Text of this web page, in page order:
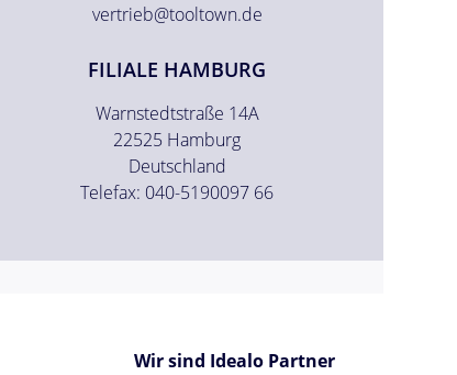
vertrieb@tooltown.de
FILIALE HAMBURG
Warnstedtstraße 14A
22525 Hamburg
Deutschland
Telefax: 040-5190097 66
Wir sind Idealo Partner